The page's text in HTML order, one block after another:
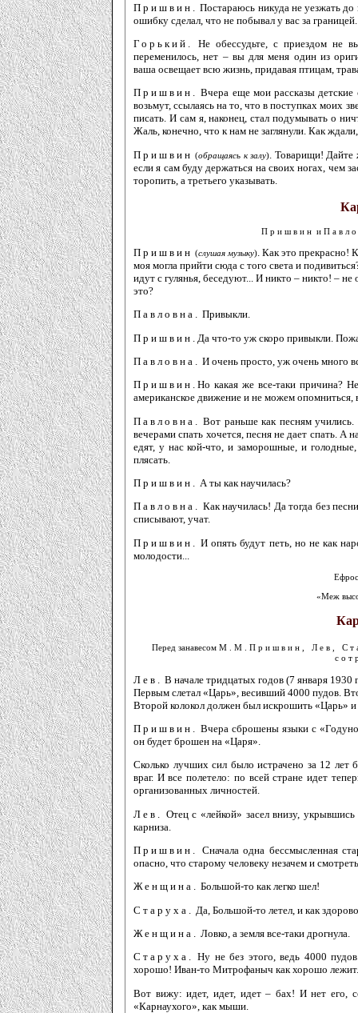
Пришвин.
Постараюсь никуда не уезжать
ошибку сделал, что не побывал у вас за границей.
Горький.
Не обессудьте, с приездом не
переменилось, нет – вы для меня один из
ваша освещает всю жизнь, придавая птицам,
Пришвин. Вчера еще мои рассказы детские
возьмут, ссылаясь на то, что в поступках моих
писать. И сам я, наконец, стал подумывать о
Жаль, конечно, что к нам не заглянули. Как
Пришвин (обращаясь к залу)
. Товарищи! Дайте
если я сам буду держаться на своих ногах, чем
торопить, а третьего указывать.
Пришвин и
Пришвин (слушая музыку). Как это прекрасно!
моя могла прийти сюда с того света и
идут с гулянья, беседуют... И ни­кто – никто! –
это?
Павловна. Привыкли.
Пришвин. Да что-то уж скоро привыкли.
Павловна. И очень просто, уж очень много
Пришвин. Но какая же все-таки причина?
американское движение и не можем
Павловна.
Вот раньше как песням
вечерами спать хочется, песня не дает спать. А
едят, у нас кой-что, и заморошные, и
плясать.
Пришвин. А ты как научилась?
Павловна. Как научилась! Да тогда без
списывают, учат.
Пришвин.
И опять будут петь, но не как
молодости...
«Меж
Перед занавесом М.М.Пришвин, Лев,
Лев.
В начале тридцатых годов (7 января 1930
Первым слетал «Царь», весивший 4000 пу­дов.
Второй колокол должен был искрошить «Царь» и
Пришвин. Вчера сброшены языки с
он будет брошен на «Царя».
Сколько лучших сил было истрачено за 12 лет
враг. И все полетело: по всей стране идет
организованных личностей.
Лев.
Отец с «лейкой» засел внизу,
карниза.
Пришвин. Сначала одна бессмысленная
опасно, что старому человеку незачем и
Женщина. Большой-то как легко шел!
Старуха.
Да, Большой-то летел, и как
Женщина. Ловко, а земля все-таки дрогнула.
Старуха. Ну не без этого, ведь 4000
хорошо! Иван-то Митрофаныч как хорошо
Вот вижу: идет, идет, идет – бах! И нет его,
«Карнаухого», как мыши.